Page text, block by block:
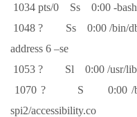
1034 pts/0 Ss 0:00 -bash
1048 ? Ss 0:00 /bin/
address 6 –se
1053 ? Sl 0:00 /usr/
1070 ? S 0:00 /bin/
spi2/accessibility.co